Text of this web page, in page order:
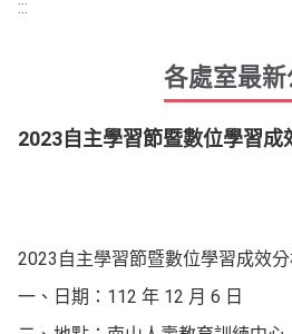
:::
各處室最
2023自主學習節暨數位學習成
2023自主學習節暨數位學習成效
一、日期：112 年 12 月 6 日